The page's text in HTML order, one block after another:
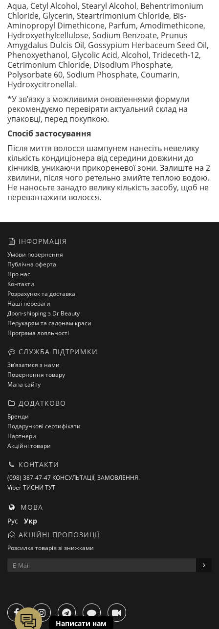
Aqua, Cetyl Alcohol, Stearyl Alcohol, Behentrimonium
Chloride, Glycerin, Steartrimonium Chloride, Bis-
Aminopropyl Dimethicone, Parfum, Amodimethicone,
Hydroxyethylcellulose, Sodium Benzoate, Prunus
Amygdalus Dulcis Oil, Gossypium Herbaceum Seed Oil,
Phenoxyethanol, Glycolic Acid, Alcohol, Trideceth-12,
Cetrimonium Chloride, Disodium Phosphate,
Polysorbate 60, Sodium Phosphate, Coumarin,
Hydroxycitronellal.
*У зв’язку з можливими оновленнями формули
рекомендуємо перевіряти актуальний склад на
упаковці, перед покупкою.
Спосіб застосування
Після миття волосся шампунем нанесіть невелику
кількість кондиціонера від середини довжини до
кінчиків, уникаючи прикореневої зони. Залиште на 2
хвилини, після чого ретельно змийте теплою водою.
Не наносьте занадто велику кількість засобу, щоб не
перевантажити волосся.
ІНФОРМАЦІЯ
Умови повернення
Публічна оферта
Про нас
Контакти
Розрахунок та доставка
Наші переваги
Дроп-shipping з Dr Beauty
Перукарям та салонам краси
Програма лояльності
СЛУЖБА ПІДТРИМКИ
Зв’язатися з нами
Повернення товару
Мапа сайту
ДОДАТКОВО
Бренди
Подарункові сертифікати
Партнери
Акційні товари
КОНТАКТИ
(098) 387-47-47 КОНСУЛЬТАЦІЇ, ЗАМОВЛЕННЯ.
Viber ТИСНИ ТУТ
МОВА
Рус Укр
АКЦІЙНІ ПРОПОЗИЦІЇ
Розсилка товарів зі знижками